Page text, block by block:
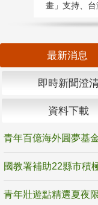
畫」支持、
最新消息
即時新聞澄
資料下載